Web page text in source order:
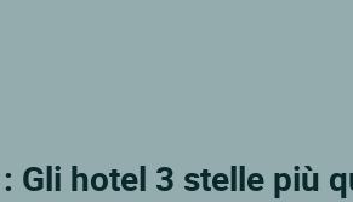
Gli hotel 3 stelle più